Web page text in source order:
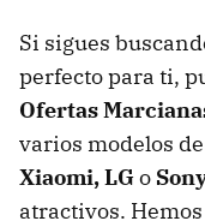
Si sigues
perfecto para ti,
Ofertas
varios modelos
Xiaomi, LGo
atractivos.